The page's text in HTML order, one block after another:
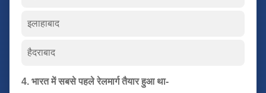
इलाहाबाद
हैदराबाद
4. भारत में सबसे पहले रेलमार्ग तैयार हुआ था-